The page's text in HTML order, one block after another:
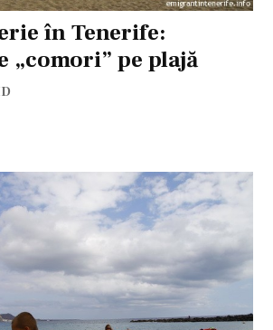
în Tenerife:
„comori” pe plajă